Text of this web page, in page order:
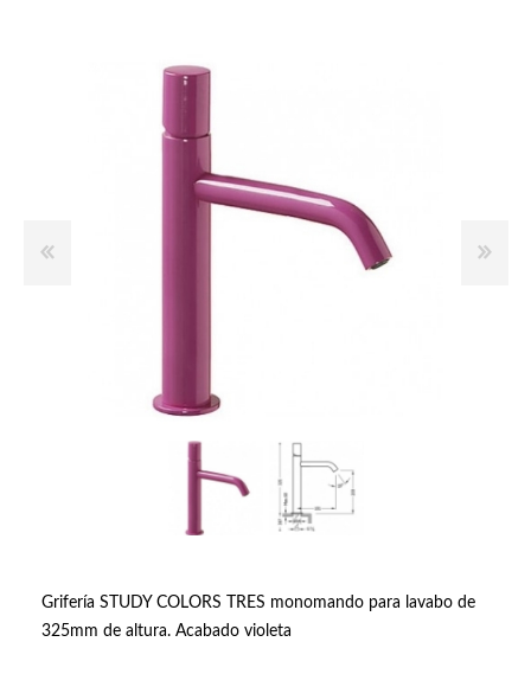
Grifería STUDY COLORS TRES monomando para lavabo de
325mm de altura. Acabado violeta